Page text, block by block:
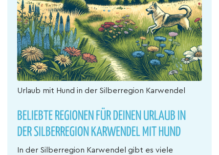
Urlaub mit Hund in der Silberregion Karwendel
BELIEBTE REGIONEN FÜR DEINEN URLAUB IN
DER SILBERREGION KARWENDEL MIT HUND
In der Silberregion Karwendel gibt es viele